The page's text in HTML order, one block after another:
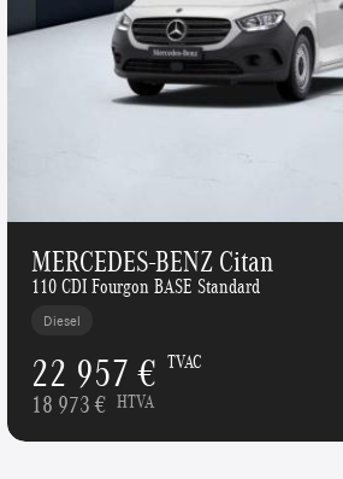
MERCEDES-BENZ Citan
110 CDI Fourgon BASE Standard
Diesel
22 957 € TVAC
18 973 € HTVA